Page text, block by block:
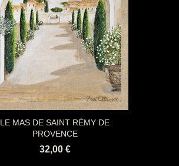
LE MAS DE SAINT RÉMY DE
PROVENCE
32,00 €